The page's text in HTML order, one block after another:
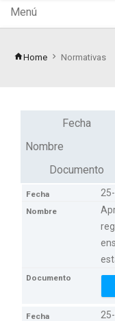
Menú
Home Normativas
Fecha
Nombre
Documento